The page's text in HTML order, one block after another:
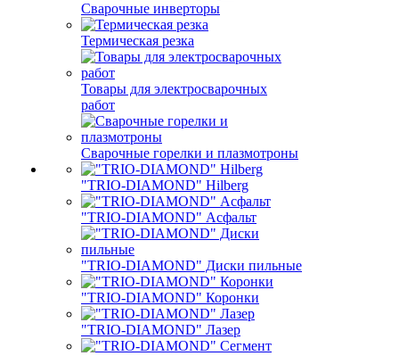
Сварочные инверторы
Термическая резка
Товары для электросварочных
работ
Сварочные горелки и плазмотроны
"TRIO-DIAMOND" Hilberg
"TRIO-DIAMOND" Асфальт
"TRIO-DIAMOND" Диски пильные
"TRIO-DIAMOND" Коронки
"TRIO-DIAMOND" Лазер